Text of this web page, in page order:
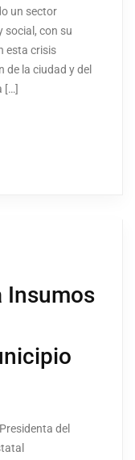
un sector
social, con su
esta crisis
de la ciudad y del
[…]
Insumos
del